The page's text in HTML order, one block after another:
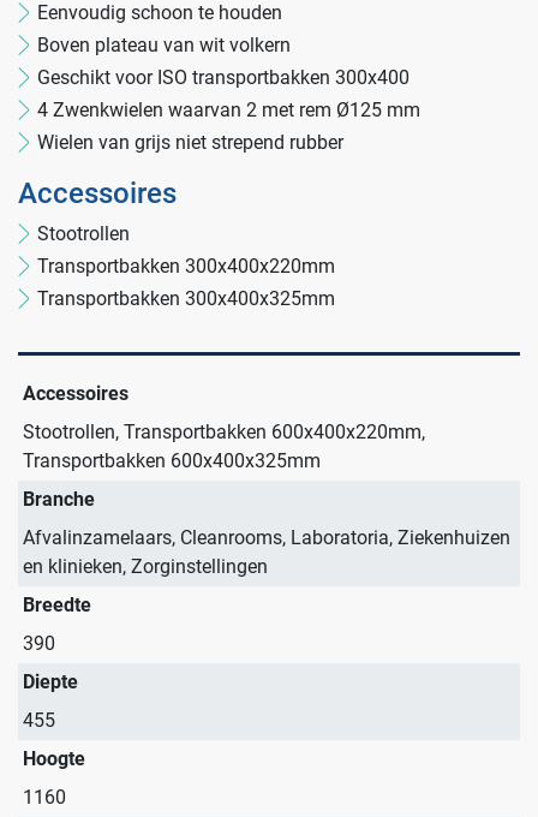
Eenvoudig schoon te houden
Boven plateau van wit volkern
Geschikt voor ISO transportbakken 300x400
4 Zwenkwielen waarvan 2 met rem Ø125 mm
Wielen van grijs niet strepend rubber
Accessoires
Stootrollen
Transportbakken 300x400x220mm
Transportbakken 300x400x325mm
Accessoires
Stootrollen, Transportbakken 600x400x220mm,
Transportbakken 600x400x325mm
Branche
Afvalinzamelaars, Cleanrooms, Laboratoria, Ziekenhuizen
en klinieken, Zorginstellingen
Breedte
390
Diepte
455
Hoogte
1160
Branches
Laboratoria
Cleanrooms
Logistiek en opslag
Solutions
RVS Werkplekinrichting
Productlijnen
Infectiepreventie en hygiëne
Opslagmogelijkheden
Wastransport
Medicijn- en verbandkasten
Werkplekinrichting
Assortiment
Hammerlit
Septodry
Metro
Zarges
AP Medical
BINBIN
Contact
Ons team
Klantcases
Vacatures